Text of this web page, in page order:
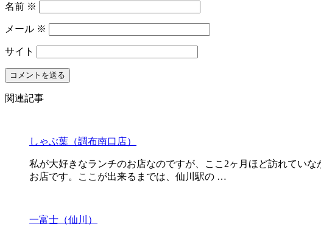
名前 ※
メール ※
サイト
関連記事
しゃぶ葉（調布南口店）
私が大好きなランチのお店なのですが、ここ2ヶ月ほど訪れてい
お店です。ここが出来るまでは、仙川駅の …
一富士（仙川）